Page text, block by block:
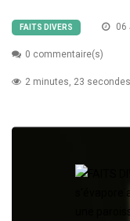
FAITS DIVERS 06
0 commentaire(s)
2 minutes, 23